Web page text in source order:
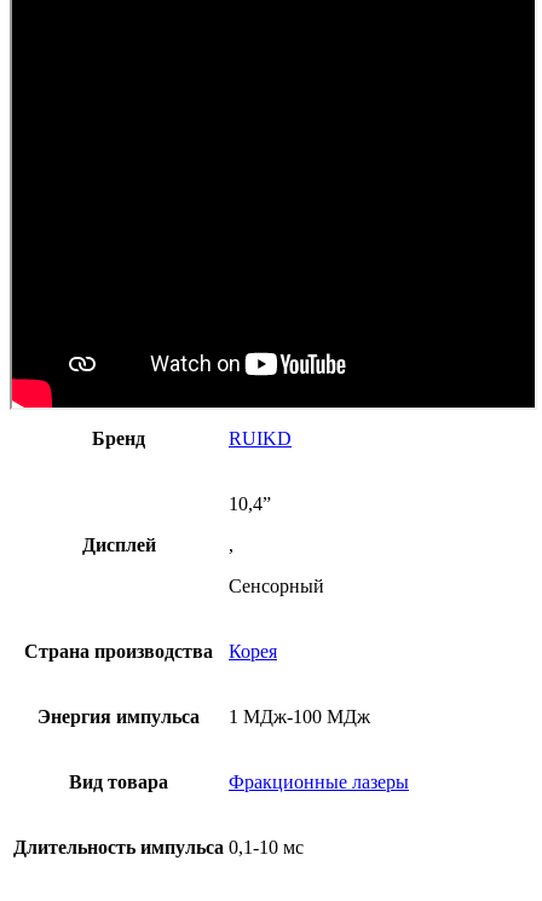
Бренд RUIKD
Дисплей
10,4”
,
Сенсорный
Страна производства Корея
Энергия импульса 1 МДж-100 МДж
Вид товара Фракционные лазеры
Длительность импульса 0,1-10 мс